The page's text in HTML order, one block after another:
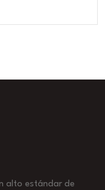
alto estándar de